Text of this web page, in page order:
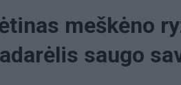
meškėno
saugo